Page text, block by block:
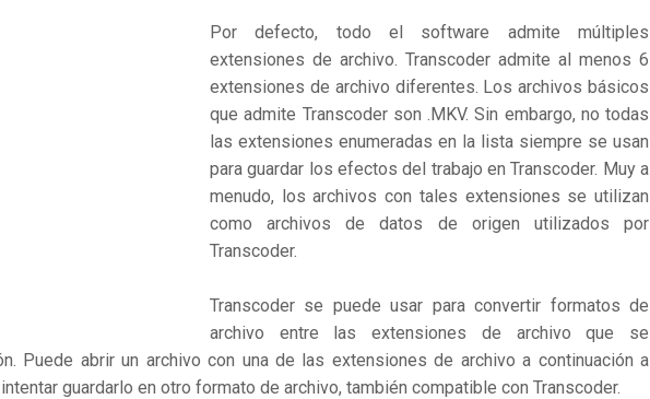
Por defecto, todo el software admite múltiples
extensiones de archivo. Transcoder admite al menos 6
extensiones de archivo diferentes. Los archivos básicos
que admite Transcoder son .MKV. Sin embargo, no todas
las extensiones enumeradas en la lista siempre se usan
para guardar los efectos del trabajo en Transcoder. Muy a
menudo, los archivos con tales extensiones se utilizan
como archivos de datos de origen utilizados por
Transcoder.
Transcoder se puede usar para convertir formatos de
archivo entre las extensiones de archivo que se
Puede abrir un archivo con una de las extensiones de archivo a continuación a
guardarlo en otro formato de archivo, también compatible con Transcoder.